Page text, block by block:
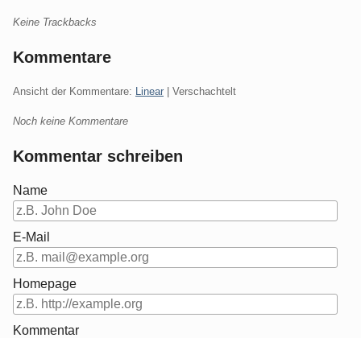
Keine Trackbacks
Kommentare
Ansicht der Kommentare: Linear | Verschachtelt
Noch keine Kommentare
Kommentar schreiben
Name
E-Mail
Homepage
Kommentar